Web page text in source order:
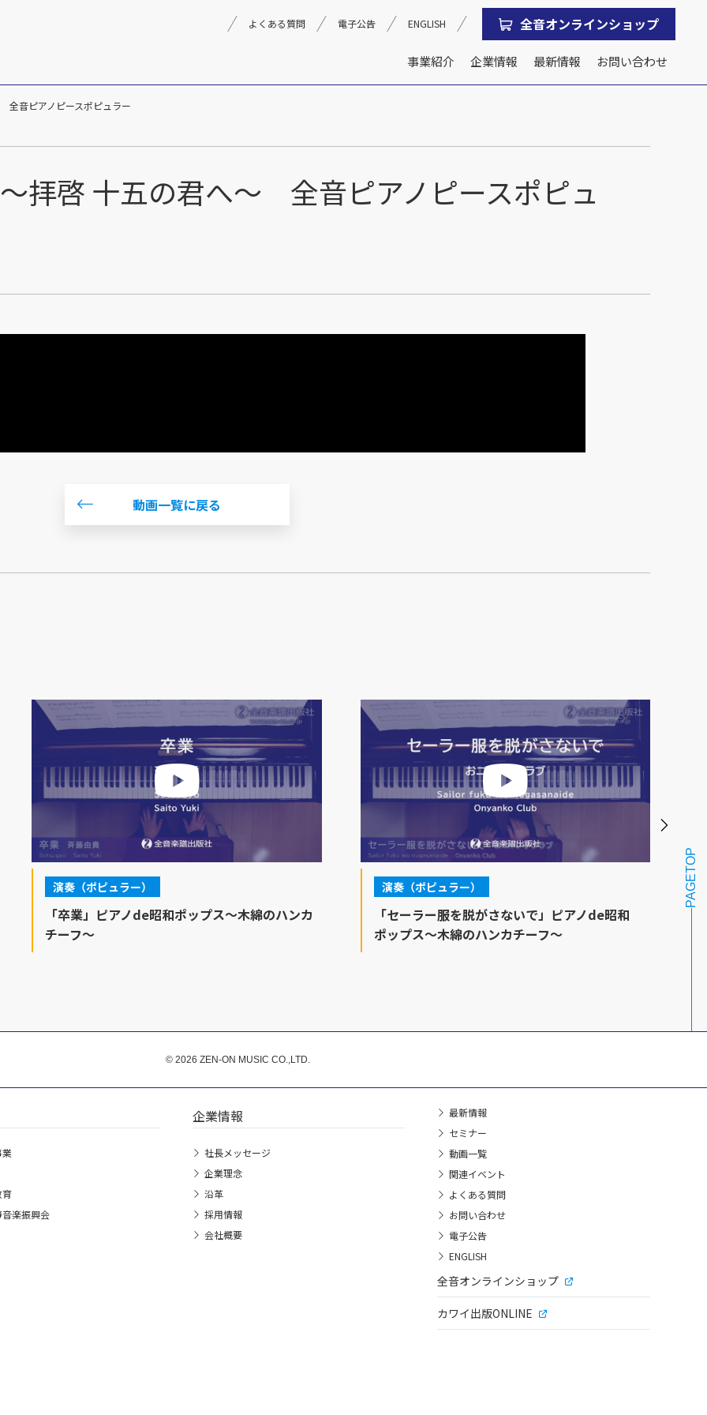
事業紹介
文化箏音楽振興会
企業情報 最新情報 お問い合わせ
よくある質問 電子公告 ENGLISH 全音オンラインショップ
音ピアノピースポピュラー
拝啓 十五の君へ～ 全音ピアノピースポピュ
動画一覧に戻る
演奏（ポピュラー）
「卒業」ピアノde昭和ポップス～木綿のハンカ
チーフ～
演奏（ポピュラー）
「セーラー服を脱がさないで」ピアノde昭和
ポップス～木綿のハンカチーフ～
PAGETOP
© 2026 ZEN-ON MUSIC CO.,LTD.
業
育
楽振興会
企業情報
社長メッセージ
企業理念
沿革
採用情報
会社概要
最新情報
セミナー
動画一覧
関連イベント
よくある質問
お問い合わせ
電子公告
ENGLISH
全音オンラインショップ
カワイ出版ONLINE